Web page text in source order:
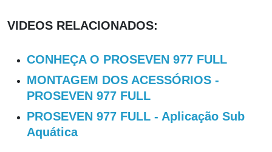
VIDEOS RELACIONADOS:
CONHEÇA O PROSEVEN 977 FULL
MONTAGEM DOS ACESSÓRIOS -
PROSEVEN 977 FULL
PROSEVEN 977 FULL - Aplicação Sub
Aquática